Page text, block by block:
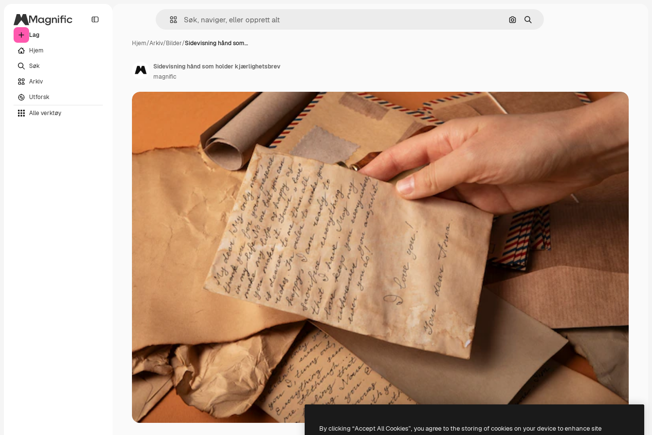
Lag
Hjem
Søk
Arkiv
Utforsk
Alle verktøy
Søk etter bilde
Søk
Hjem/Arkiv/Bilder/Sidevisning hånd som…
Sidevisning hånd som holder kjærlighetsbrev
magnific
By clicking “Accept All Cookies”, you agree to the storing of cookies on your device to enhance site